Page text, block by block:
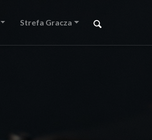
Strefa Gracza